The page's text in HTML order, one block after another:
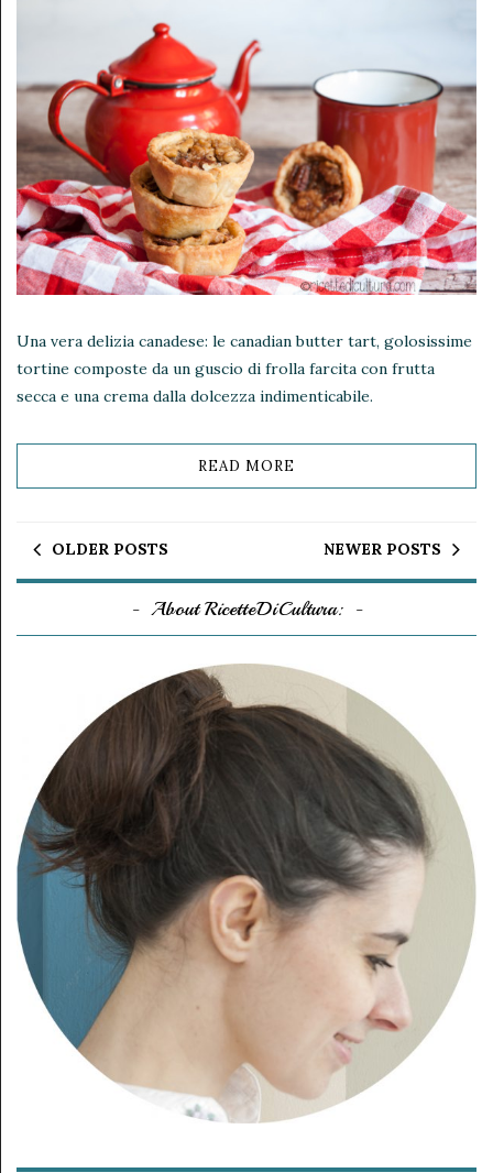
Una vera delizia canadese: le canadian butter tart, golosissime
tortine composte da un guscio di frolla farcita con frutta
secca e una crema dalla dolcezza indimenticabile.
READ MORE
OLDER POSTS NEWER POSTS
About RicetteDiCultura: